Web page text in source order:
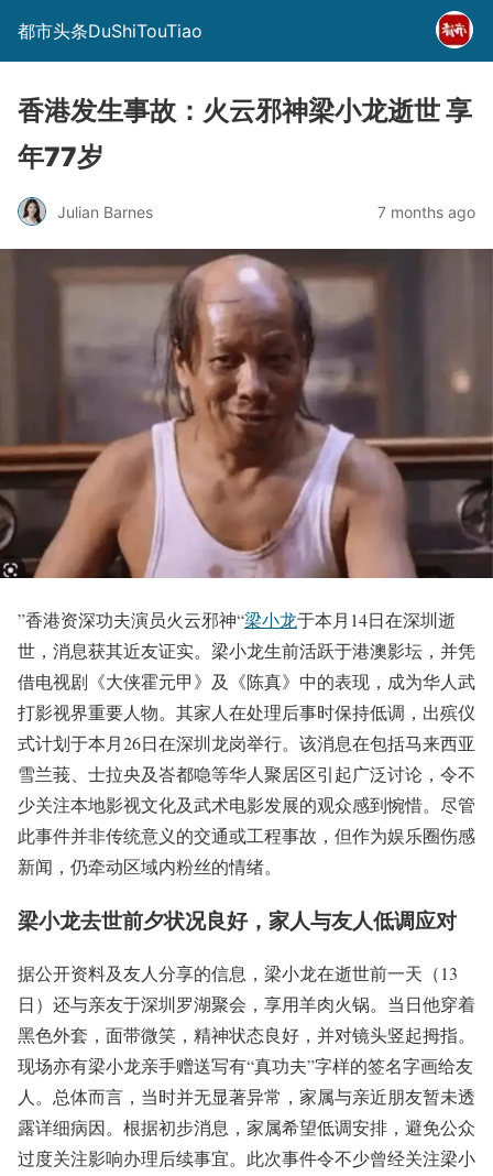
都市头条DuShiTouTiao
香港发生事故：火云邪神梁小龙逝世 享
年77岁
Julian Barnes 7 months ago
”香港资深功夫演员火云邪神“梁小龙于本月14日在深圳逝
世，消息获其近友证实。梁小龙生前活跃于港澳影坛，并凭
借电视剧《大侠霍元甲》及《陈真》中的表现，成为华人武
打影视界重要人物。其家人在处理后事时保持低调，出殡仪
式计划于本月26日在深圳龙岗举行。该消息在包括马来西亚
雪兰莪、士拉央及峇都喼等华人聚居区引起广泛讨论，令不
少关注本地影视文化及武术电影发展的观众感到惋惜。尽管
此事件并非传统意义的交通或工程事故，但作为娱乐圈伤感
新闻，仍牵动区域内粉丝的情绪。
梁小龙去世前夕状况良好，家人与友人低调应对
据公开资料及友人分享的信息，梁小龙在逝世前一天（13
日）还与亲友于深圳罗湖聚会，享用羊肉火锅。当日他穿着
黑色外套，面带微笑，精神状态良好，并对镜头竖起拇指。
现场亦有梁小龙亲手赠送写有“真功夫”字样的签名字画给友
人。总体而言，当时并无显著异常，家属与亲近朋友暂未透
露详细病因。根据初步消息，家属希望低调安排，避免公众
过度关注影响办理后续事宜。此次事件令不少曾经关注梁小